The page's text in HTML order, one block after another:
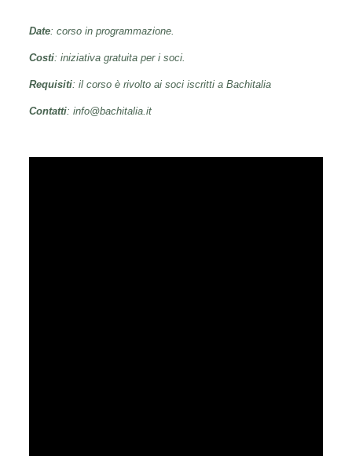
Date: corso in programmazione.
Costi: iniziativa gratuita per i soci.
Requisiti: il corso è rivolto ai soci iscritti a Bachitalia
Contatti: info@bachitalia.it